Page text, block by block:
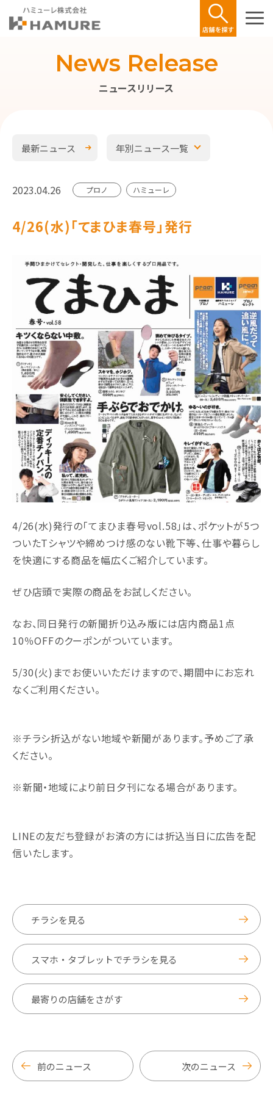
ニュースリリース
News Release
最新ニュース 年別ニュース一覧
2023.04.26 プロノ ハミューレ
4/26(水)｢てまひま春号」発行
4/26(水)発行の「てまひま春号vol.58」は、ポケットが5つ
ついたTシャツや締めつけ感のない靴下等、仕事や暮らし
を快適にする商品を幅広くご紹介しています。
ぜひ店頭で実際の商品をお試しください。
なお、同日発行の新聞折り込み版には店内商品1点
10％OFFのクーポンがついています。
5/30(火)までお使いいただけますので、期間中にお忘れ
なくご利用ください。
※チラシ折込がない地域や新聞があります。予めご了承
ください。
※新聞・地域により前日夕刊になる場合があります。
LINEの友だち登録がお済の方には折込当日に広告を配
信いたします。
チラシを見る
スマホ・タブレットでチラシを見る
最寄りの店舗をさがす
前のニュース 次のニュース